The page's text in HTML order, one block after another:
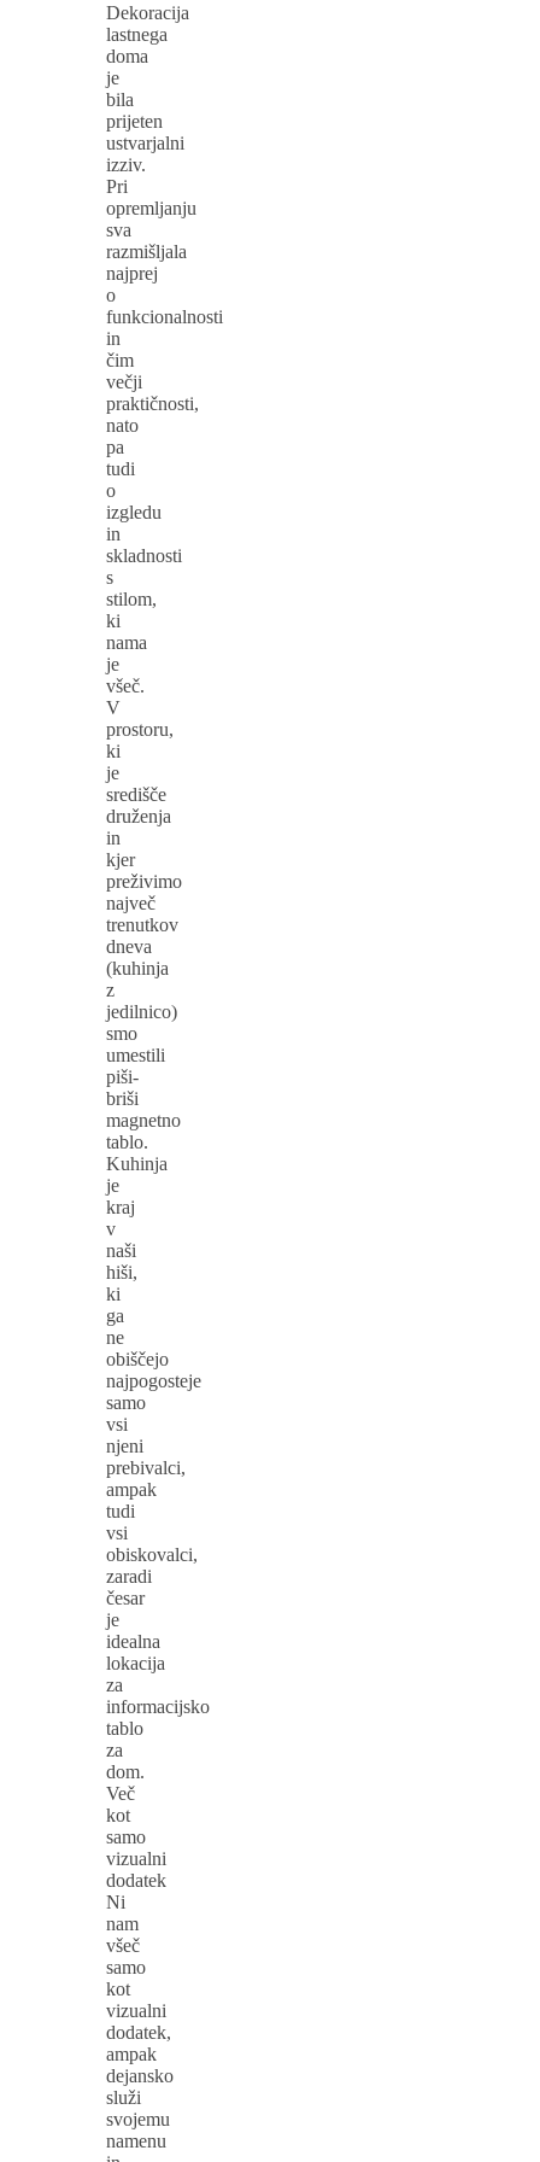
Dekoracija
lastnega
doma
je
bila
prijeten
ustvarjalni
izziv.
Pri
opremljanju
sva
razmišljala
najprej
o
funkcionalnosti
in
čim
večji
praktičnosti,
nato
pa
tudi
o
izgledu
in
skladnosti
s
stilom,
ki
nama
je
všeč.
V
prostoru,
ki
je
središče
druženja
in
kjer
preživimo
največ
trenutkov
dneva
(kuhinja
z
jedilnico)
smo
umestili
piši-
briši
magnetno
tablo.
Kuhinja
je
kraj
v
naši
hiši,
ki
ga
ne
obiščejo
najpogosteje
samo
vsi
njeni
prebivalci,
ampak
tudi
vsi
obiskovalci,
zaradi
česar
je
idealna
lokacija
za
informacijsko
tablo
za
dom.
Več
kot
samo
vizualni
dodatek
Ni
nam
všeč
samo
kot
vizualni
dodatek,
ampak
dejansko
služi
svojemu
namenu